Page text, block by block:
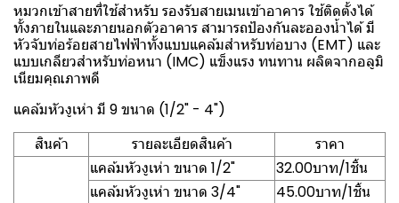
หมวกเข้าสายที่ใช้สำหรับ รองรับสายเมนเข้าอาคาร ใช้ติดตั้งได้
ทั้งภายในและภายนอกตัวอาคาร สามารถป้องกันละอองน้ำได้ มี
หัวจับท่อร้อยสายไฟฟ้าทั้งแบบแคล้มสำหรับท่อบาง (EMT) และ
แบบเกลียวสำหรับท่อหนา (IMC) แข็งแรง ทนทาน ผลิตจากอลูมิ
เนียมคุณภาพดี
แคล้มหัวงูเห่า มี 9 ขนาด (1/2" - 4")
สินค้า
รายละเอียดสินค้า
ราคา
แคล้มหัวงูเห่า ขนาด 1/2"
32.00บาท/1ชิ้น
แคล้มหัวงูเห่า ขนาด 3/4"
45.00บาท/1ชิ้น